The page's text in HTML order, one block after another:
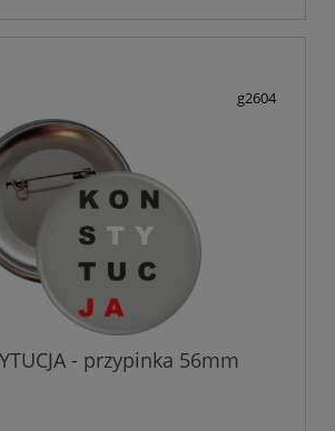
g2604
- przypinka 56mm